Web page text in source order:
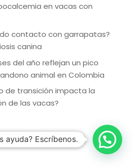
en vacas con
contacto con garrapatas?
canina
del año reflejan un pico
animal en Colombia
de transición impacta la
de las vacas?
ayuda? Escríbenos.